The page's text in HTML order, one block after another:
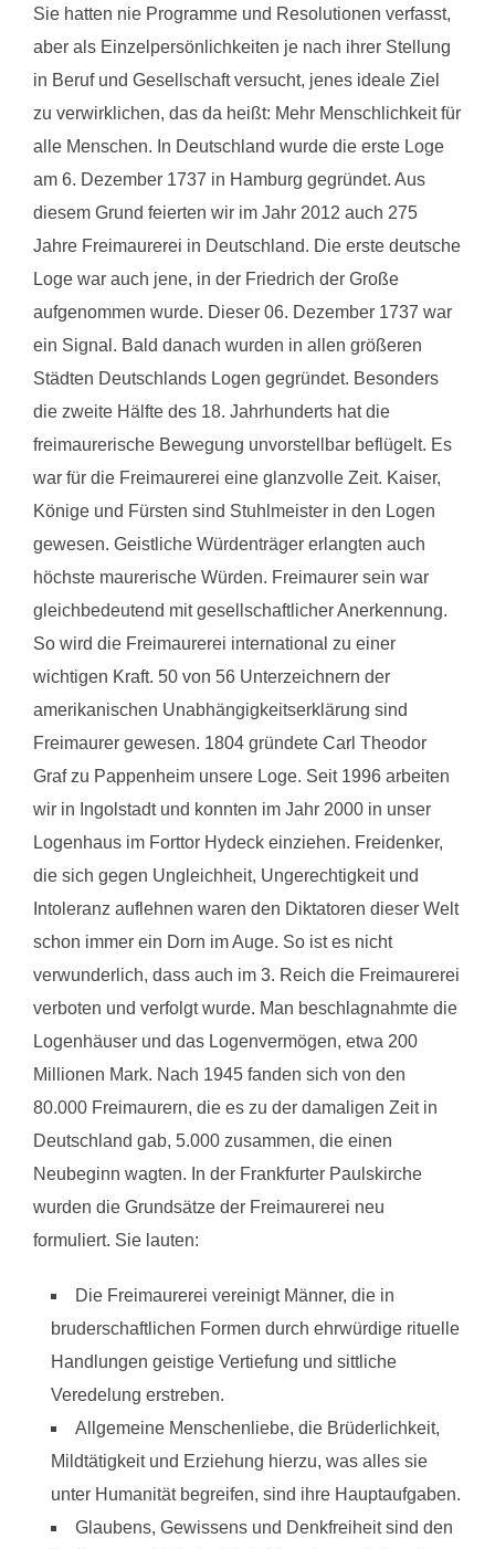
Sie hatten nie Programme und Resolutionen verfasst,
aber als Einzelpersönlichkeiten je nach ihrer Stellung
in Beruf und Gesellschaft versucht, jenes ideale Ziel
zu verwirklichen, das da heißt: Mehr Menschlichkeit für
alle Menschen. In Deutschland wurde die erste Loge
am 6. Dezember 1737 in Hamburg gegründet. Aus
diesem Grund feierten wir im Jahr 2012 auch 275
Jahre Freimaurerei in Deutschland. Die erste deutsche
Loge war auch jene, in der Friedrich der Große
aufgenommen wurde. Dieser 06. Dezember 1737 war
ein Signal. Bald danach wurden in allen größeren
Städten Deutschlands Logen gegründet. Besonders
die zweite Hälfte des 18. Jahrhunderts hat die
freimaurerische Bewegung unvorstellbar beflügelt. Es
war für die Freimaurerei eine glanzvolle Zeit. Kaiser,
Könige und Fürsten sind Stuhlmeister in den Logen
gewesen. Geistliche Würdenträger erlangten auch
höchste maurerische Würden. Freimaurer sein war
gleichbedeutend mit gesellschaftlicher Anerkennung.
So wird die Freimaurerei international zu einer
wichtigen Kraft. 50 von 56 Unterzeichnern der
amerikanischen Unabhängigkeitserklärung sind
Freimaurer gewesen. 1804 gründete Carl Theodor
Graf zu Pappenheim unsere Loge. Seit 1996 arbeiten
wir in Ingolstadt und konnten im Jahr 2000 in unser
Logenhaus im Forttor Hydeck einziehen. Freidenker,
die sich gegen Ungleichheit, Ungerechtigkeit und
Intoleranz auflehnen waren den Diktatoren dieser Welt
schon immer ein Dorn im Auge. So ist es nicht
verwunderlich, dass auch im 3. Reich die Freimaurerei
verboten und verfolgt wurde. Man beschlagnahmte die
Logenhäuser und das Logenvermögen, etwa 200
Millionen Mark. Nach 1945 fanden sich von den
80.000 Freimaurern, die es zu der damaligen Zeit in
Deutschland gab, 5.000 zusammen, die einen
Neubeginn wagten. In der Frankfurter Paulskirche
wurden die Grundsätze der Freimaurerei neu
formuliert. Sie lauten:
Die Freimaurerei vereinigt Männer, die in
bruderschaftlichen Formen durch ehrwürdige rituelle
Handlungen geistige Vertiefung und sittliche
Veredelung erstreben.
Allgemeine Menschenliebe, die Brüderlichkeit,
Mildtätigkeit und Erziehung hierzu, was alles sie
unter Humanität begreifen, sind ihre Hauptaufgaben.
Glaubens, Gewissens und Denkfreiheit sind den